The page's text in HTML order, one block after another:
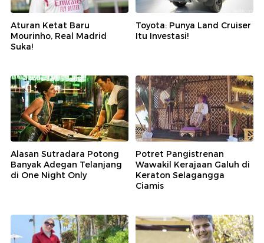
Aturan Ketat Baru
Mourinho, Real Madrid
Suka!
Toyota: Punya Land Cruiser
Itu Investasi!
Alasan Sutradara Potong
Banyak Adegan Telanjang
di One Night Only
Potret Pangistrenan
Wawakil Kerajaan Galuh di
Keraton Selagangga
Ciamis